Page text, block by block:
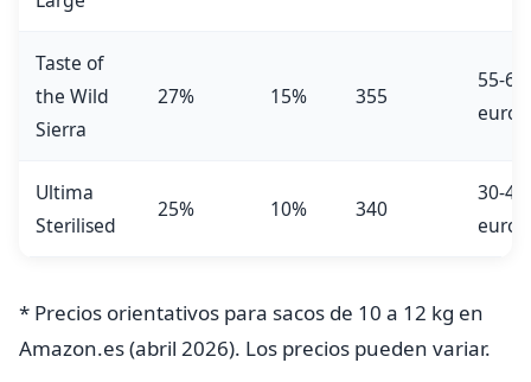
Taste of
the Wild
Sierra
27% 15% 355
55-65
euros
Ultima
Sterilised
25% 10% 340
30-40
euros
* Precios orientativos para sacos de 10 a 12 kg en
Amazon.es (abril 2026). Los precios pueden variar.